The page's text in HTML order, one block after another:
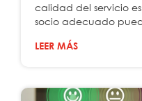
calidad del servicio
socio adecuado
LEER MÁS